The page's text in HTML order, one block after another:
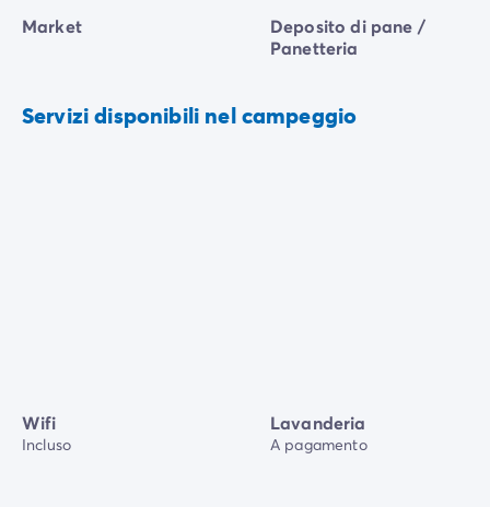
Market
Deposito di pane /
Panetteria
Servizi disponibili nel campeggio
Wifi
Incluso
Lavanderia
A pagamento